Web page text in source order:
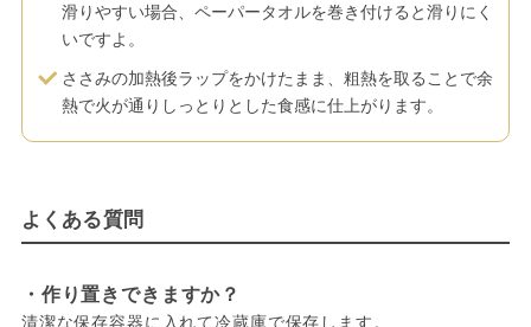
滑りやすい場合、ペーパータオルを巻き付けると滑りにく
いですよ。
ささみの加熱後ラップをかけたまま、粗熱を取ることで余
熱で火が通りしっとりとした食感に仕上がります。
よくある質問
・作り置きできますか？
清潔な保存容器に入れて冷蔵庫で保存します。